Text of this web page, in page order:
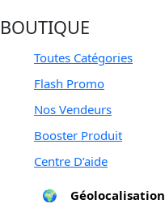
BOUTIQUE
Toutes Catégories
Flash Promo
Nos Vendeurs
Booster Produit
Centre D’aide
🌍 Géolocalisation